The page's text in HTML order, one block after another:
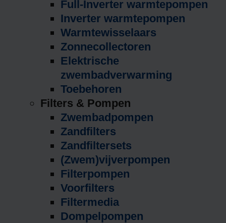
Full-Inverter warmtepompen
Inverter warmtepompen
Warmtewisselaars
Zonnecollectoren
Elektrische
zwembadverwarming
Toebehoren
Filters & Pompen
Zwembadpompen
Zandfilters
Zandfiltersets
(Zwem)vijverpompen
Filterpompen
Voorfilters
Filtermedia
Dompelpompen